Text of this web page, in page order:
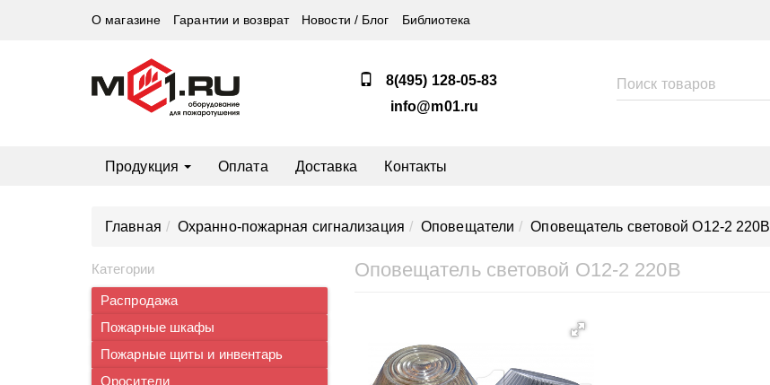
О магазине Гарантии и возврат Новости / Блог Библиотека
8(495) 128-05-83
info@m01.ru
Продукция Оплата Доставка Контакты
Главная Охранно-пожарная сигнализация Оповещатели Оповещатель световой О12-2 220В
Категории
Распродажа
Пожарные шкафы
Пожарные щиты и инвентарь
Оросители
Оповещатель световой О12-2 220В